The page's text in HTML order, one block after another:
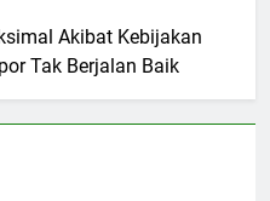
Akibat Kebijakan
Tak Berjalan Baik